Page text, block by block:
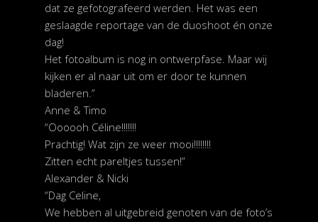
dat ze gefotografeerd werden. Het was een
geslaagde reportage van de duoshoot én onze
dag!
Het fotoalbum is nog in ontwerpfase. Maar wij
kijken er al naar uit om er door te kunnen
bladeren.”
Anne & Timo
“Oooooh Céline!!!!!!!
Prachtig! Wat zijn ze weer mooi!!!!!!!!
Zitten echt pareltjes tussen!”
Alexander & Nicki
“Dag Celine,
We hebben al uitgebreid genoten van de foto’s